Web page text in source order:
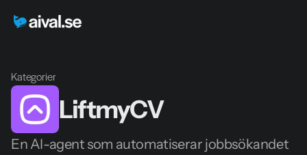
Kategorier
LiftmyCV
En AI-agent som automatiserar jobbsökandet